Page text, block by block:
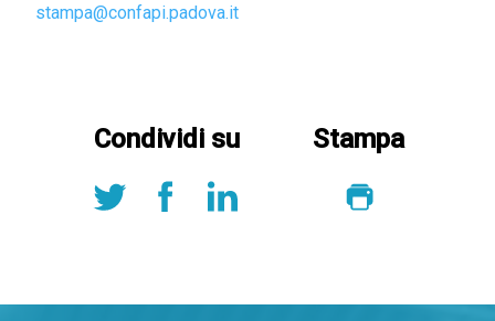
stampa@confapi.padova.it
Condividi su Stampa